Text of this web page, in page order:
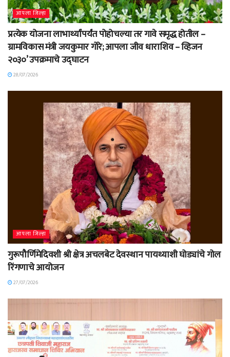
आपला जिल्हा
प्रत्येक योजना लाभार्थ्यांपर्यंत पोहोचल्या तर गावे समृद्ध होतील –
ग्रामविकास मंत्री जयकुमार गोरे; आपला जीव धाराशिव – व्हिजन
२०३०’ उपक्रमाचे उद्घाटन
28/07/2026
आपला जिल्हा
गुरूपौर्णिमेदिवशी श्री क्षेत्र अचलबेट देवस्थान पायथ्याशी घोड्यांचे गोल
रिंगणाचे आयोजन
27/07/2026